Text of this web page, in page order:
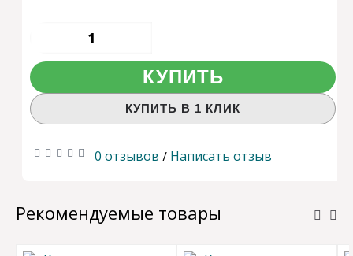
КУПИТЬ
КУПИТЬ В 1 КЛИК
0 отзывов / Написать отзыв
Рекомендуемые товары